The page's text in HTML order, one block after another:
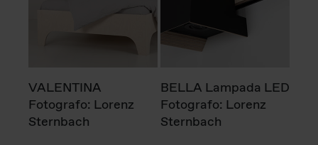
VALENTINA
Fotografo: Lorenz
Sternbach
BELLA Lampada LED
Fotografo: Lorenz
Sternbach